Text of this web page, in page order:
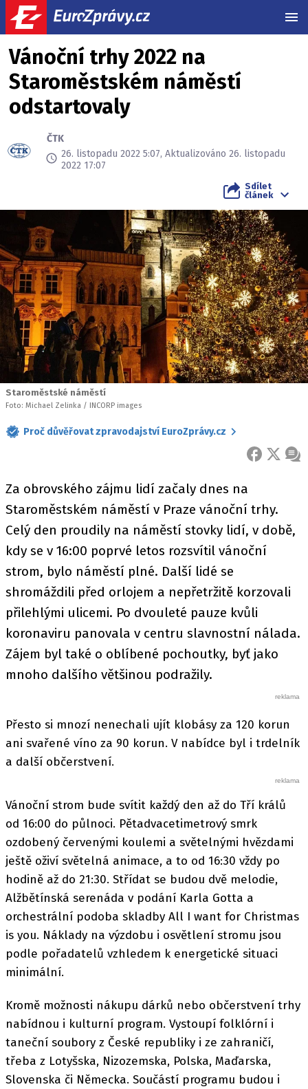
Vánoční trhy 2022 na
Staroměstském náměstí
odstartovaly
ČTK
26. listopadu 2022 5:07, Aktualizováno 26. listopadu
2022 17:07
Sdílet
článek
Staroměstské náměstí
Foto: Michael Zelinka / INCORP images
Proč důvěřovat zpravodajství EuroZprávy.cz
FACEBOOK
X
Za obrovského zájmu lidí začaly dnes na
Staroměstském náměstí v Praze vánoční trhy.
Celý den proudily na náměstí stovky lidí, v době,
kdy se v 16:00 poprvé letos rozsvítil vánoční
strom, bylo náměstí plné. Další lidé se
shromáždili před orlojem a nepřetržitě korzovali
přilehlými ulicemi. Po dvouleté pauze kvůli
koronaviru panovala v centru slavnostní nálada.
Zájem byl také o oblíbené pochoutky, byť jako
mnoho dalšího většinou podražily.
Přesto si mnozí nenechali ujít klobásy za 120 korun
ani svařené víno za 90 korun. V nabídce byl i trdelník
a další občerstvení.
Vánoční strom bude svítit každý den až do Tří králů
od 16:00 do půlnoci. Pětadvacetimetrový smrk
ozdobený červenými koulemi a světelnými hvězdami
ještě oživí světelná animace, a to od 16:30 vždy po
hodině až do 21:30. Střídat se budou dvě melodie,
Alžbětínská serenáda v podání Karla Gotta a
orchestrální podoba skladby All I want for Christmas
is you. Náklady na výzdobu i osvětlení stromu jsou
podle pořadatelů vzhledem k energetické situaci
minimální.
Kromě možnosti nákupu dárků nebo občerstvení trhy
nabídnou i kulturní program. Vystoupí folklórní i
taneční soubory z České republiky i ze zahraničí,
třeba z Lotyšska, Nizozemska, Polska, Maďarska,
Slovenska či Německa. Součástí programu budou i